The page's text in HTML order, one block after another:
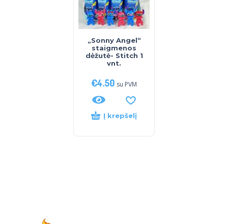
„Sonny Angel“
staigmenos
dėžutė- Stitch 1
vnt.
€4.50 su PVM
Į krepšelį